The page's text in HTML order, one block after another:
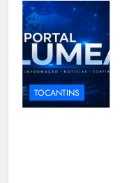
TOCANTINS